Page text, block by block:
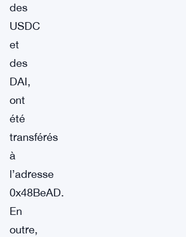
des
USDC
et
des
DAI,
ont
été
transférés
à
l’adresse
0x48BeAD.
En
outre,